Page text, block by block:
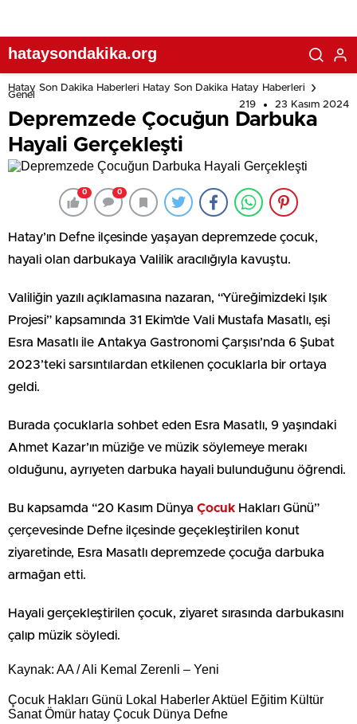
hataysondakika.org
Hatay Son Dakika Haberleri Hatay Son Dakika Hatay Haberleri
Genel
219
23 Kasım 2024
Depremzede Çocuğun Darbuka
Hayali Gerçekleşti
0 0
Hatay’ın Defne ilçesinde yaşayan depremzede çocuk,
hayali olan darbukaya Valilik aracılığıyla kavuştu.
Valiliğin yazılı açıklamasına nazaran, “Yüreğimizdeki Işık
Projesi” kapsamında 31 Ekim’de Vali Mustafa Masatlı, eşi
Esra Masatlı ile Antakya Gastronomi Çarşısı’nda 6 Şubat
2023’teki sarsıntılardan etkilenen çocuklarla bir ortaya
geldi.
Burada çocuklarla sohbet eden Esra Masatlı, 9 yaşındaki
Ahmet Kazar’ın müziğe ve müzik söylemeye merakı
olduğunu, ayrıyeten darbuka hayali bulunduğunu öğrendi.
Bu kapsamda “20 Kasım Dünya Çocuk Hakları Günü”
çerçevesinde Defne ilçesinde geçekleştirilen konut
ziyaretinde, Esra Masatlı depremzede çocuğa darbuka
armağan etti.
Hayali gerçekleştirilen çocuk, ziyaret sırasında darbukasını
çalıp müzik söyledi.
Kaynak: AA / Ali Kemal Zerenli – Yeni
Çocuk Hakları Günü Lokal Haberler Aktüel Eğitim Kültür
Sanat Ömür hatay Çocuk Dünya Defne